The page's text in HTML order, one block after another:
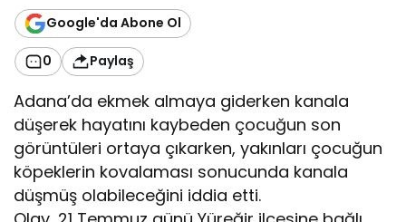
Google'da Abone Ol
0 Paylaş
Adana’da ekmek almaya giderken kanala
düşerek hayatını kaybeden çocuğun son
görüntüleri ortaya çıkarken, yakınları çocuğun
köpeklerin kovalaması sonucunda kanala
düşmüş olabileceğini iddia etti.